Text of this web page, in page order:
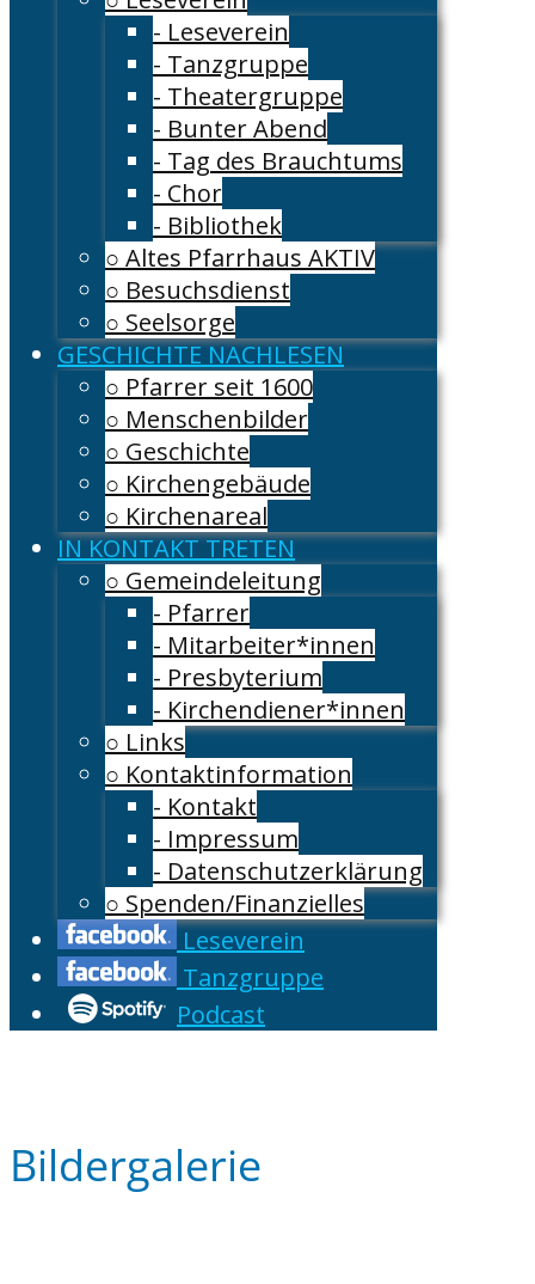
- Leseverein
- Tanzgruppe
- Theatergruppe
- Bunter Abend
- Tag des Brauchtums
- Chor
- Bibliothek
○ Altes Pfarrhaus AKTIV
○ Besuchsdienst
○ Seelsorge
GESCHICHTE NACHLESEN
○ Pfarrer seit 1600
○ Menschenbilder
○ Geschichte
○ Kirchengebäude
○ Kirchenareal
IN KONTAKT TRETEN
○ Gemeindeleitung
- Pfarrer
- Mitarbeiter*innen
- Presbyterium
- Kirchendiener*innen
○ Links
○ Kontaktinformation
- Kontakt
- Impressum
- Datenschutzerklärung
○ Spenden/Finanzielles
Leseverein
Tanzgruppe
Podcast
Bildergalerie